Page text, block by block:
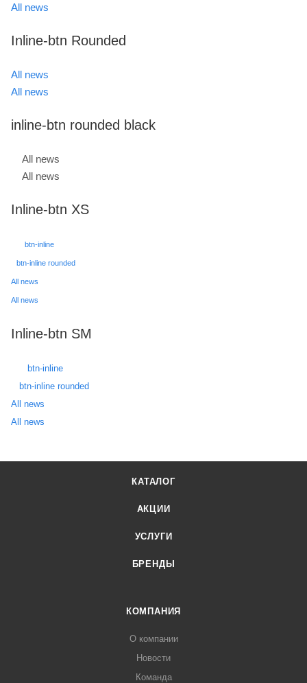
All news
Inline-btn Rounded
All news
All news
inline-btn rounded black
All news
All news
Inline-btn XS
btn-inline
btn-inline rounded
All news
All news
Inline-btn SM
btn-inline
btn-inline rounded
All news
All news
КАТАЛОГ
АКЦИИ
УСЛУГИ
БРЕНДЫ
КОМПАНИЯ
О компании
Новости
Команда